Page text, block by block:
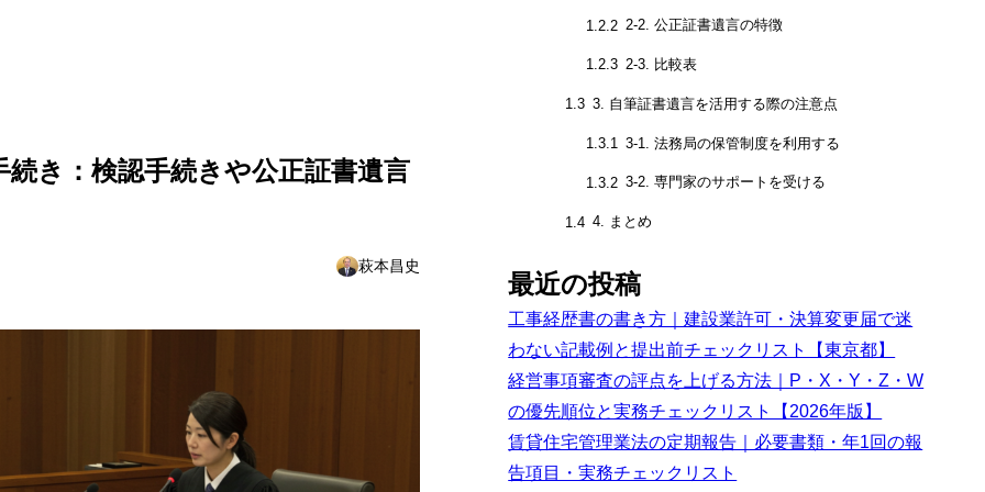
き：検認手続きや公正証書遺言
萩本昌史
1.2.2 2-2. 公正証書遺言の特徴
1.2.3 2-3. 比較表
1.3 3. 自筆証書遺言を活用する際の注意点
1.3.1 3-1. 法務局の保管制度を利用する
1.3.2 3-2. 専門家のサポートを受ける
1.4 4. まとめ
最近の投稿
工事経歴書の書き方｜建設業許可・決算変更届で迷
わない記載例と提出前チェックリスト【東京都】
経営事項審査の評点を上げる方法｜P・X・Y・Z・W
の優先順位と実務チェックリスト【2026年版】
賃貸住宅管理業法の定期報告｜必要書類・年1回の報
告項目・実務チェックリスト